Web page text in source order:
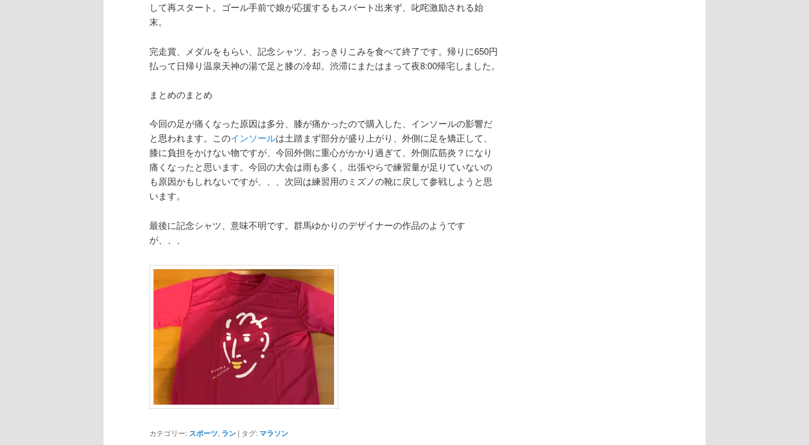
して再スタート。ゴール手前で娘が応援するもスパート出来ず、叱咤激励される始
末。
完走賞、メダルをもらい、記念シャツ、おっきりこみを食べて終了です。帰りに650円
払って日帰り温泉天神の湯で足と膝の冷却。渋滞にまたはまって夜8:00帰宅しました。
まとめのまとめ
今回の足が痛くなった原因は多分、膝が痛かったので購入した、インソールの影響だ
と思われます。このインソールは土踏まず部分が盛り上がり、外側に足を矯正して、
膝に負担をかけない物ですが、今回外側に重心がかかり過ぎて、外側広筋炎？になり
痛くなったと思います。今回の大会は雨も多く、出張やらで練習量が足りていないの
も原因かもしれないですが、、、次回は練習用のミズノの靴に戻して参戦しようと思
います。
最後に記念シャツ、意味不明です。群馬ゆかりのデザイナーの作品のようです
が、、、
カテゴリー: スポーツ, ラン | タグ: マラソン